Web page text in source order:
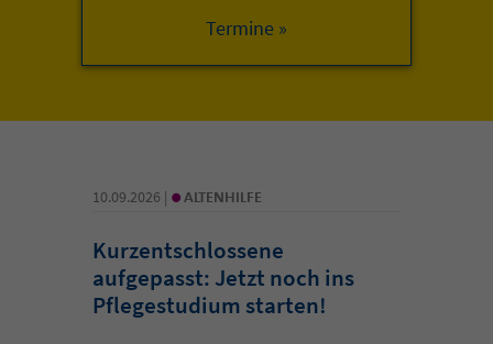
10.09.2026 | • ALTENHILFE
Kurzentschlossene
aufgepasst: Jetzt noch ins
Pflegestudium starten!